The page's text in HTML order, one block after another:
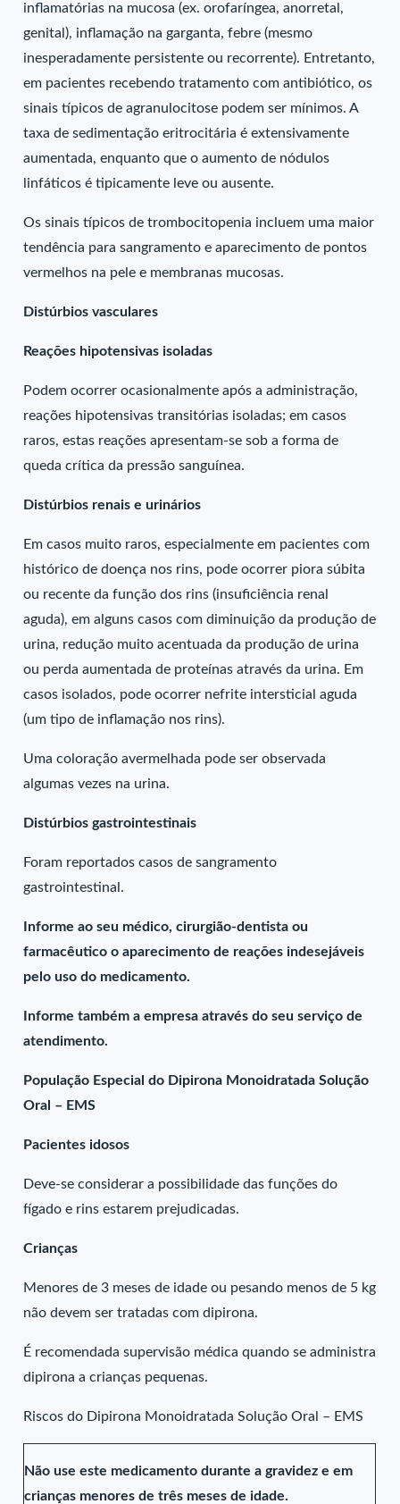
inflamatórias na mucosa (ex. orofaríngea, anorretal,
genital), inflamação na garganta, febre (mesmo
inesperadamente persistente ou recorrente). Entretanto,
em pacientes recebendo tratamento com antibiótico, os
sinais típicos de agranulocitose podem ser mínimos. A
taxa de sedimentação eritrocitária é extensivamente
aumentada, enquanto que o aumento de nódulos
linfáticos é tipicamente leve ou ausente.
Os sinais típicos de trombocitopenia incluem uma maior
tendência para sangramento e aparecimento de pontos
vermelhos na pele e membranas mucosas.
Distúrbios vasculares
Reações hipotensivas isoladas
Podem ocorrer ocasionalmente após a administração,
reações hipotensivas transitórias isoladas; em casos
raros, estas reações apresentam-se sob a forma de
queda crítica da pressão sanguínea.
Distúrbios renais e urinários
Em casos muito raros, especialmente em pacientes com
histórico de doença nos rins, pode ocorrer piora súbita
ou recente da função dos rins (insuficiência renal
aguda), em alguns casos com diminuição da produção de
urina, redução muito acentuada da produção de urina
ou perda aumentada de proteínas através da urina. Em
casos isolados, pode ocorrer nefrite intersticial aguda
(um tipo de inflamação nos rins).
Uma coloração avermelhada pode ser observada
algumas vezes na urina.
Distúrbios gastrointestinais
Foram reportados casos de sangramento
gastrointestinal.
Informe ao seu médico, cirurgião-dentista ou
farmacêutico o aparecimento de reações indesejáveis
pelo uso do medicamento.
Informe também a empresa através do seu serviço de
atendimento.
População Especial do Dipirona Monoidratada Solução
Oral – EMS
Pacientes idosos
Deve-se considerar a possibilidade das funções do
fígado e rins estarem prejudicadas.
Crianças
Menores de 3 meses de idade ou pesando menos de 5 kg
não devem ser tratadas com dipirona.
É recomendada supervisão médica quando se administra
dipirona a crianças pequenas.
Riscos do Dipirona Monoidratada Solução Oral – EMS
Não use este medicamento durante a gravidez e em
crianças menores de três meses de idade.